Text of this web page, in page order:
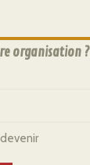
organisation ?